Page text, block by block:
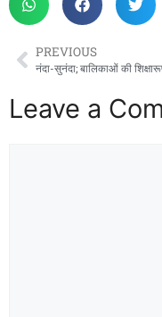
PREVIOUS
Leave a